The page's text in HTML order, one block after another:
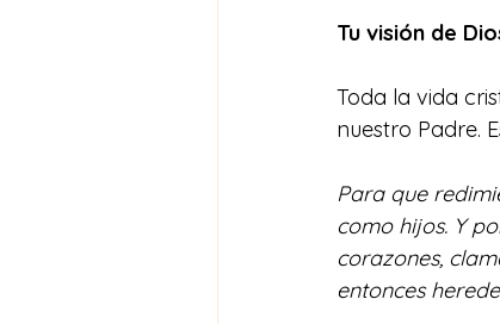
Tu visión de
Toda la vida
nuestro Padre.
Para que
como hijos. Y
corazones,
entonces